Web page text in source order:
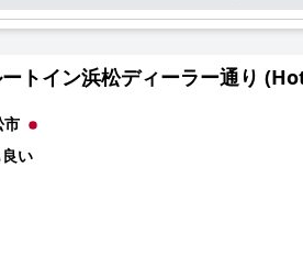
ートイン浜松ディーラー通り
市
い